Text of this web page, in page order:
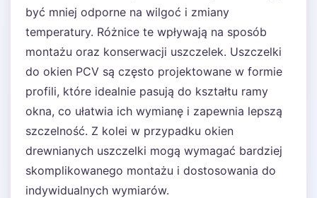
być mniej odporne na wilgoć i zmiany
temperatury. Różnice te wpływają na sposób
montażu oraz konserwacji uszczelek. Uszczelki
do okien PCV są często projektowane w formie
profili, które idealnie pasują do kształtu ramy
okna, co ułatwia ich wymianę i zapewnia lepszą
szczelność. Z kolei w przypadku okien
drewnianych uszczelki mogą wymagać bardziej
skomplikowanego montażu i dostosowania do
indywidualnych wymiarów.